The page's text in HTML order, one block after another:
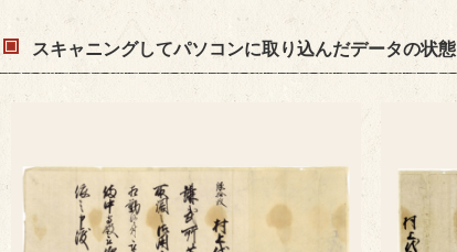
スキャニングしてパソコンに取り込んだデータの状態